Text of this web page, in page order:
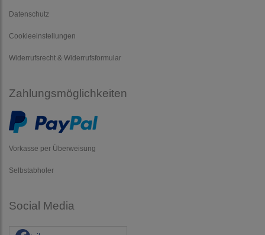
Datenschutz
Cookieeinstellungen
Widerrufsrecht & Widerrufsformular
Zahlungsmöglichkeiten
Vorkasse per Überweisung
Selbstabholer
Social Media